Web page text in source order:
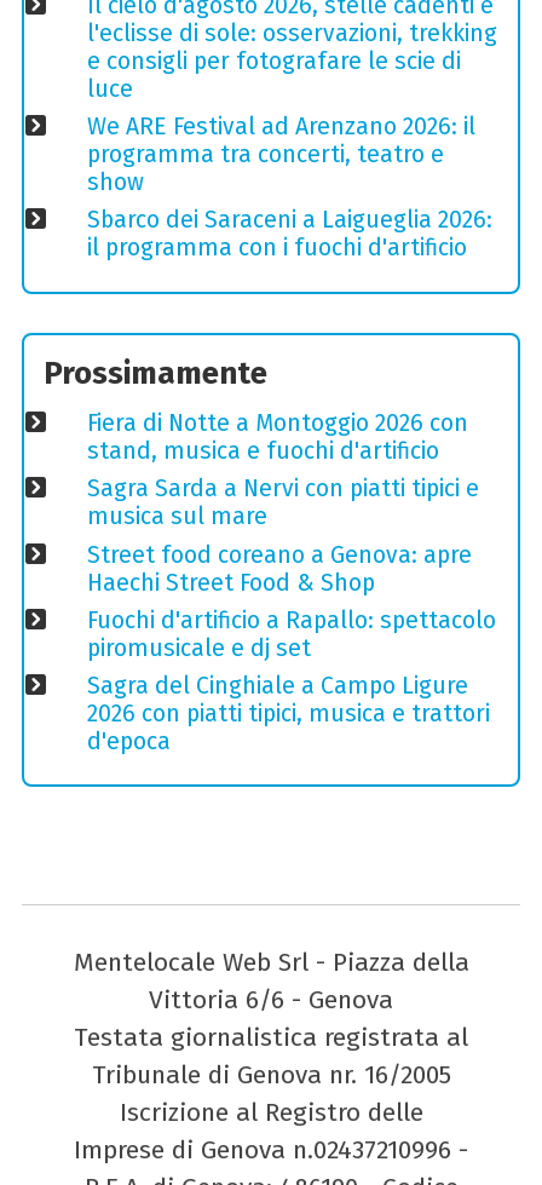
Il cielo d'agosto 2026, stelle cadenti e
l'eclisse di sole: osservazioni, trekking
e consigli per fotografare le scie di
luce
We ARE Festival ad Arenzano 2026: il
programma tra concerti, teatro e
show
Sbarco dei Saraceni a Laigueglia 2026:
il programma con i fuochi d'artificio
Prossimamente
Fiera di Notte a Montoggio 2026 con
stand, musica e fuochi d'artificio
Sagra Sarda a Nervi con piatti tipici e
musica sul mare
Street food coreano a Genova: apre
Haechi Street Food & Shop
Fuochi d'artificio a Rapallo: spettacolo
piromusicale e dj set
Sagra del Cinghiale a Campo Ligure
2026 con piatti tipici, musica e trattori
d'epoca
Mentelocale Web Srl - Piazza della
Vittoria 6/6 - Genova
Testata giornalistica registrata al
Tribunale di Genova nr. 16/2005
Iscrizione al Registro delle
Imprese di Genova n.02437210996 -